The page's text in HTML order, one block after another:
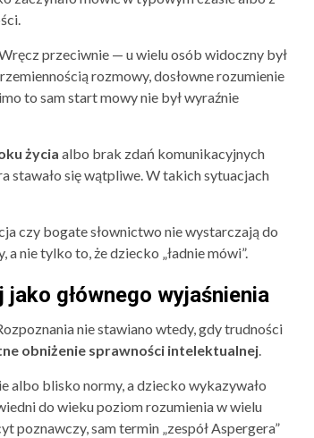
przeciwnie — u wielu osób widoczny był
rozmowy, dosłowne rozumienie
to sam start mowy nie był wyraźnie
życia albo brak zdań komunikacyjnych
stawało się wątpliwe. W takich sytuacjach
czy bogate słownictwo nie wystarczają do
nie tylko to, że dziecko „ładnie mówi”.
głównego wyjaśnienia
nie stawiano wtedy, gdy trudności
obniżenie sprawności intelektualnej.
albo blisko normy, a dziecko wykazywało
do wieku poziom rozumienia w wielu
poznawczy, sam termin „zespół Aspergera”